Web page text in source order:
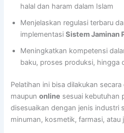
halal dan haram dalam Islam
Menjelaskan regulasi terbaru
implementasiSistem Jaminan
Meningkatkan kompetensi
baku, proses produksi, hingga
Pelatihan ini bisa dilakukan secara
maupunonline sesuai kebutuhan
disesuaikan dengan jenis industri
minuman, kosmetik, farmasi, atau